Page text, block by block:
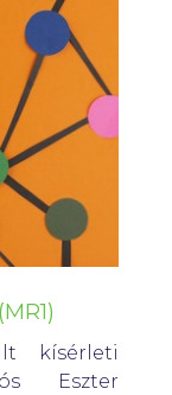
kísérleti
Eszter